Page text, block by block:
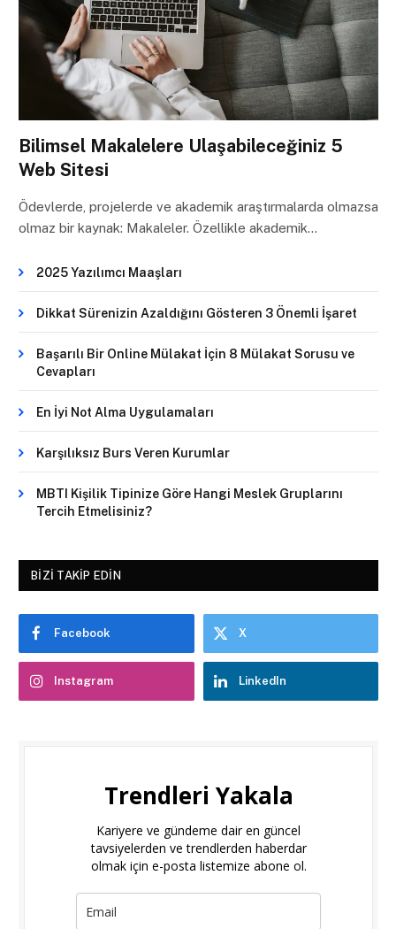
Bilimsel Makalelere Ulaşabileceğiniz 5
Web Sitesi
Ödevlerde, projelerde ve akademik araştırmalarda olmazsa
olmaz bir kaynak: Makaleler. Özellikle akademik…
2025 Yazılımcı Maaşları
Dikkat Sürenizin Azaldığını Gösteren 3 Önemli İşaret
Başarılı Bir Online Mülakat İçin 8 Mülakat Sorusu ve
Cevapları
En İyi Not Alma Uygulamaları
Karşılıksız Burs Veren Kurumlar
MBTI Kişilik Tipinize Göre Hangi Meslek Gruplarını
Tercih Etmelisiniz?
BIZI TAKIP EDIN
Facebook X
Instagram LinkedIn
Trendleri Yakala
Kariyere ve gündeme dair en güncel
tavsiyelerden ve trendlerden haberdar
olmak için e-posta listemize abone ol.